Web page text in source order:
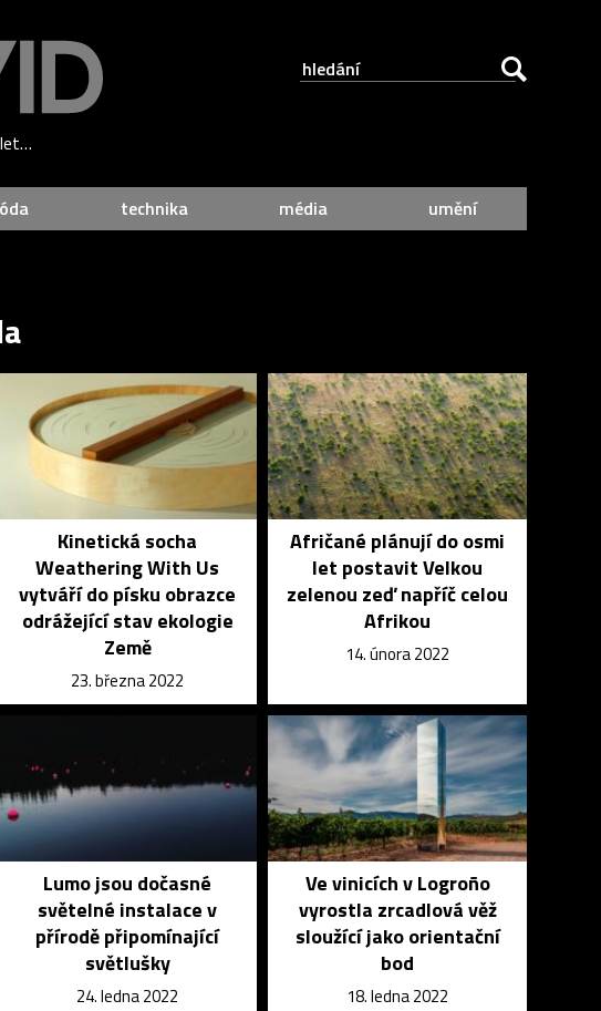
technika média umění
Kinetická socha
Weathering With Us
vytváří do písku obrazce
odrážející stav ekologie
Země
23. března 2022
Afričané plánují do osmi
let postavit Velkou
zelenou zeď napříč celou
Afrikou
14. února 2022
Lumo jsou dočasné
světelné instalace v
přírodě připomínající
světlušky
24. ledna 2022
Ve vinicích v Logroño
vyrostla zrcadlová věž
sloužící jako orientační
bod
18. ledna 2022